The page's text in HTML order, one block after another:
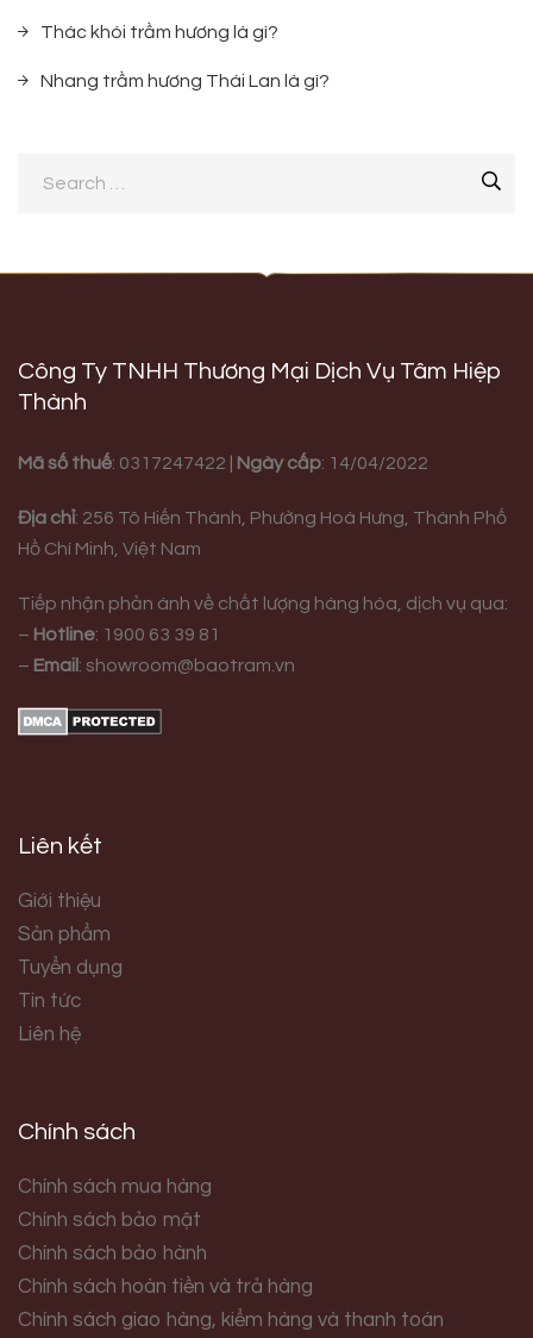
Thác khói trầm hương là gì?
Nhang trầm hương Thái Lan là gì?
Công Ty TNHH Thương Mại Dịch Vụ Tâm Hiệp
Thành
Mã số thuế: 0317247422 | Ngày cấp: 14/04/2022
Địa chỉ: 256 Tô Hiến Thành, Phường Hoà Hưng, Thành Phố
Hồ Chí Minh, Việt Nam
Tiếp nhận phản ánh về chất lượng hàng hóa, dịch vụ qua:
– Hotline: 1900 63 39 81
– Email : showroom@baotram.vn
Liên kết
Giới thiệu
Sản phẩm
Tuyển dụng
Tin tức
Liên hệ
Chính sách
Chính sách mua hàng
Chính sách bảo mật
Chính sách bảo hành
Chính sách hoàn tiền và trả hàng
Chính sách giao hàng, kiểm hàng và thanh toán